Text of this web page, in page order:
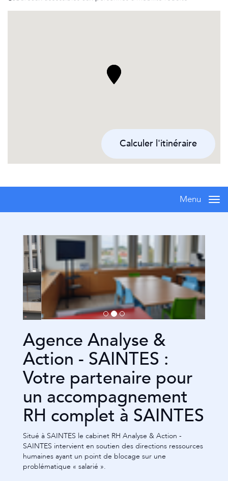
Calculer l'itinéraire
Menu
Agence Analyse &
Action - SAINTES :
Votre partenaire pour
un accompagnement
RH complet à SAINTES
Situé à SAINTES le cabinet RH Analyse & Action -
SAINTES intervient en soutien des directions ressources
humaines ayant un point de blocage sur une
problématique « salarié ».